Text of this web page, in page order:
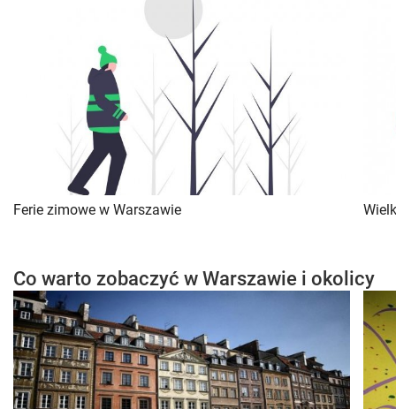
Ferie zimowe w Warszawie
Co warto zobaczyć w Warszawie i okolicy